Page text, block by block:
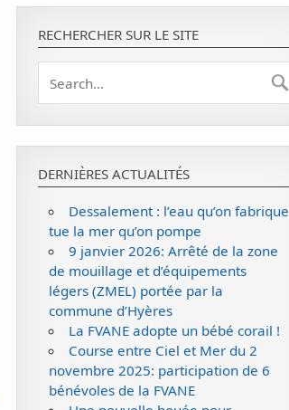
RECHERCHER SUR LE SITE
DERNIÈRES ACTUALITÉS
Dessalement : l’eau qu’on fabrique
tue la mer qu’on pompe
9 janvier 2026: Arrêté de la zone
de mouillage et d’équipements
légers (ZMEL) portée par la
commune d’Hyères
La FVANE adopte un bébé corail !
Course entre Ciel et Mer du 2
novembre 2025: participation de 6
bénévoles de la FVANE